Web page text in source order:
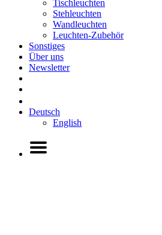
Tischleuchten
Stehleuchten
Wandleuchten
Leuchten-Zubehör
Sonstiges
Über uns
Newsletter
Deutsch
English